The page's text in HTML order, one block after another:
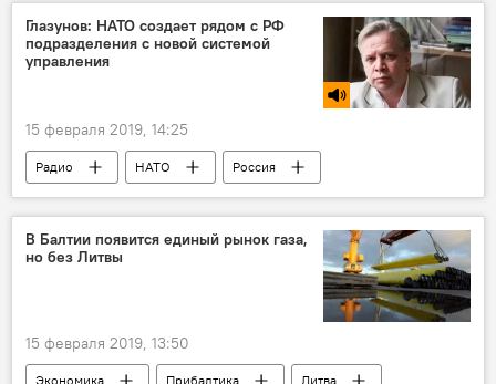
Глазунов: НАТО создает рядом с РФ
подразделения с новой системой
управления
15 февраля 2019, 14:25
Радио НАТО Россия
В Балтии появится единый рынок газа,
но без Литвы
15 февраля 2019, 13:50
Экономика Прибалтика
Литва